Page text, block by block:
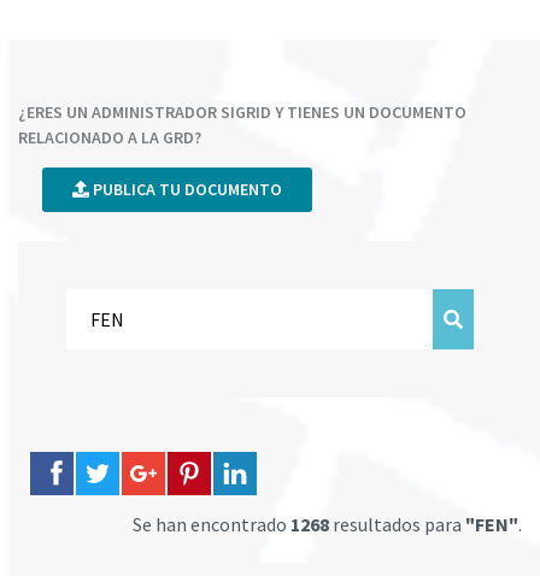
¿ERES UN ADMINISTRADOR SIGRID Y TIENES UN DOCUMENTO
RELACIONADO A LA GRD?
PUBLICA TU DOCUMENTO
Se han encontrado 1268 resultados para "FEN".